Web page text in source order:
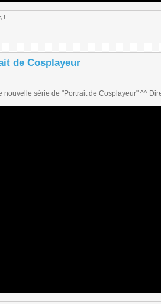
!
de Cosplayeur
nouvelle série de "Portrait de Cosplayeur" ^^